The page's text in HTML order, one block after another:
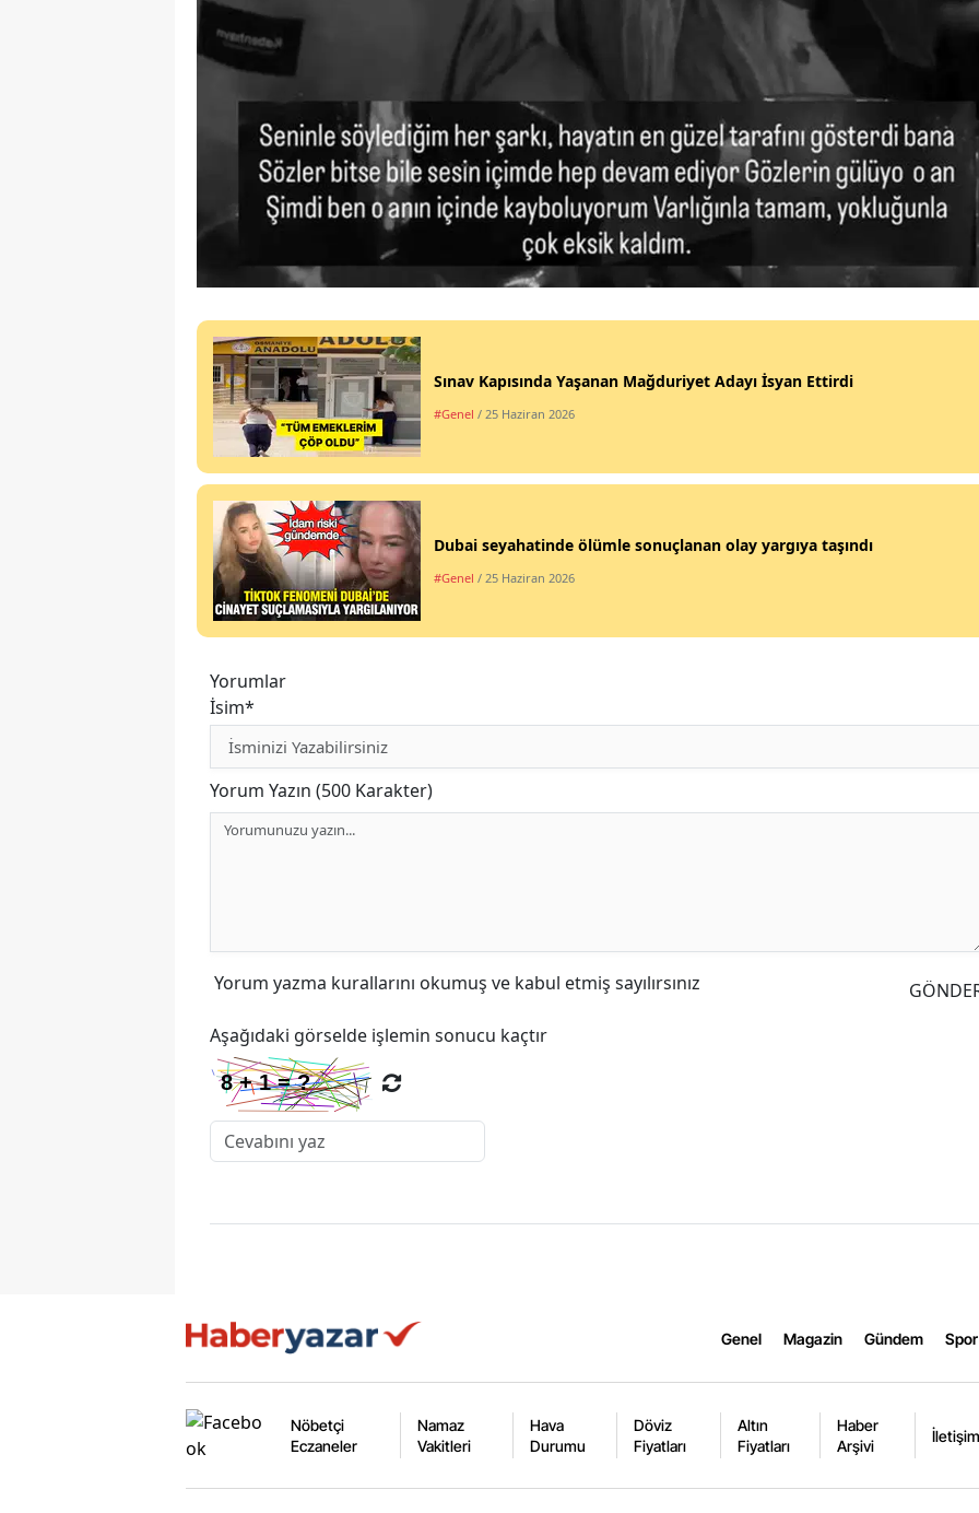
Sınav Kapısında Yaşanan Mağduriyet Adayı İsyan Ettirdi
#Genel / 25 Haziran 2026
Dubai seyahatinde ölümle sonuçlanan olay yargıya taşındı
#Genel / 25 Haziran 2026
Yorumlar
İsim*
Yorum Yazın (500 Karakter)
Yorum yazma kurallarını okumuş ve kabul etmiş sayılırsınız
Aşağıdaki görselde işlemin sonucu kaçtır
Genel Magazin Gündem Spor
Nöbetçi
Eczaneler
Namaz
Vakitleri
Hava
Durumu
Döviz
Fiyatları
Altın
Fiyatları
Haber
Arşivi